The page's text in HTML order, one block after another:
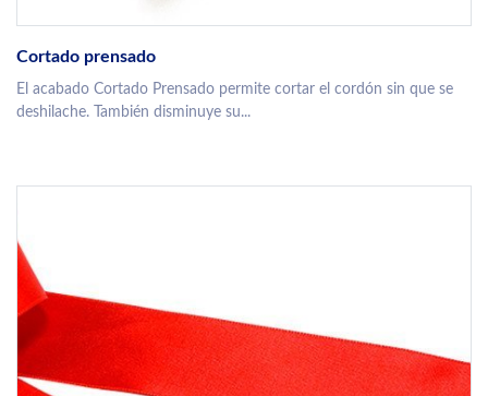
Cortado prensado
El acabado Cortado Prensado permite cortar el cordón sin que se
deshilache. También disminuye su...